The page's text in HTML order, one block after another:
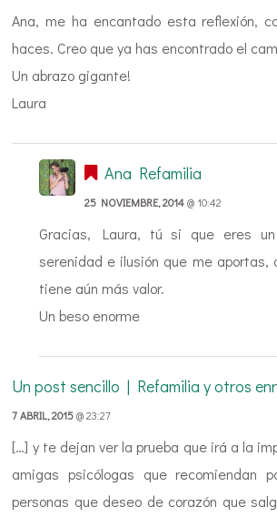
Ana, me ha encantado esta reflexión,
haces. Creo que ya has encontrado el
Un abrazo gigante!
Laura
Ana Refamilia
25 NOVIEMBRE, 2014@ 10:42
Gracias, Laura, tú si que eres
serenidad e ilusión que me aportas,
tiene aún más valor.
Un beso enorme
Un post sencillo | Refamilia y otros
7 ABRIL, 2015@ 23:27
[…] y te dejan ver la prueba que irá a la
amigas psicólogas que recomiendan
personas que deseo de corazón que